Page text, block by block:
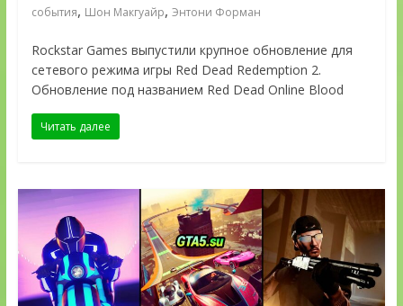
события, Шон Макгуайр, Энтони Форман
Rockstar Games выпустили крупное обновление для
сетевого режима игры Red Dead Redemption 2.
Обновление под названием Red Dead Online Blood
Читать далее